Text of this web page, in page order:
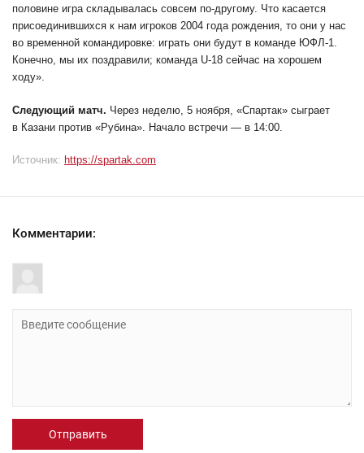
половине игра складывалась совсем по-другому. Что касается
присоединившихся к нам игроков 2004 года рождения, то они у нас
во временной командировке: играть они будут в команде ЮФЛ-1.
Конечно, мы их поздравили; команда U-18 сейчас на хорошем
ходу».
Следующий матч. Через неделю, 5 ноября, «Спартак» сыграет
в Казани против «Рубина». Начало встречи — в 14:00.
Источник: https://spartak.com
Комментарии:
Отправить